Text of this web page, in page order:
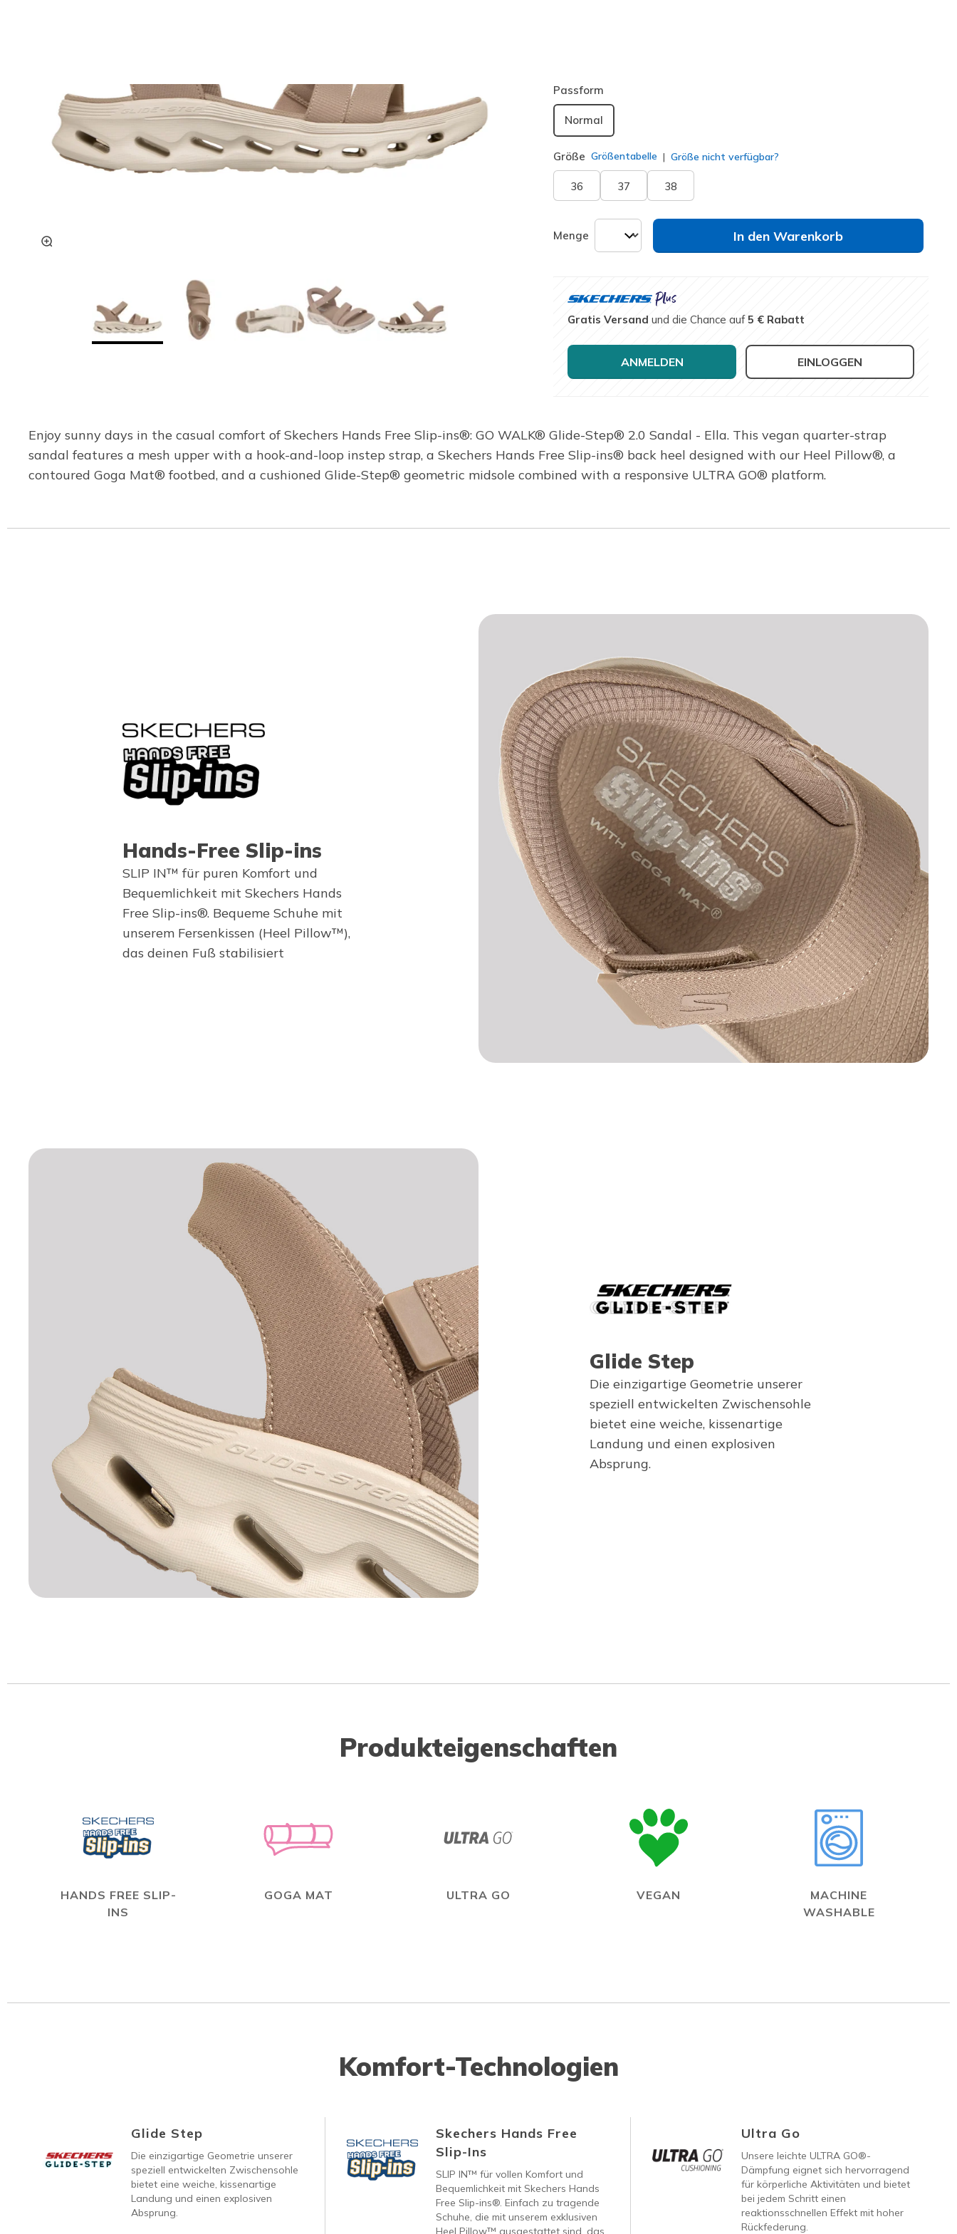
Passform
Normal
Größe Größentabelle Größe nicht verfügbar?
36 37 38
Menge In den Warenkorb
Gratis Versand und die Chance auf5 € Rabatt
ANMELDEN EINLOGGEN
Enjoy sunny days in the casual comfort of Skechers Hands Free Slip-ins®: GO WALK® Glide-Step® 2.0 Sandal - Ella. This vegan quarter-strap
sandal features a mesh upper with a hook-and-loop instep strap, a Skechers Hands Free Slip-ins® back heel designed with our Heel Pillow®, a
contoured Goga Mat® footbed, and a cushioned Glide-Step® geometric midsole combined with a responsive ULTRA GO® platform.
Hands-Free Slip-ins
SLIP IN™ für puren Komfort und
Bequemlichkeit mit Skechers Hands
Free Slip-ins®. Bequeme Schuhe mit
unserem Fersenkissen (Heel Pillow™),
das deinen Fuß stabilisiert
Glide Step
Die einzigartige Geometrie unserer
speziell entwickelten Zwischensohle
bietet eine weiche, kissenartige
Landung und einen explosiven
Absprung.
Produkteigenschaften
HANDS FREE SLIP-
INS
GOGA MAT ULTRA GO VEGAN
MACHINE
WASHABLE
Komfort-Technologien
Glide Step
Die einzigartige Geometrie unserer
speziell entwickelten Zwischensohle
bietet eine weiche, kissenartige
Landung und einen explosiven
Absprung.
Skechers Hands Free
Slip-Ins
SLIP IN™ für vollen Komfort und
Bequemlichkeit mit Skechers Hands
Free Slip-ins®. Einfach zu tragende
Schuhe, die mit unserem exklusiven
Heel Pillow™ ausgestattet sind, das
Ultra Go
Unsere leichte ULTRA GO®-
Dämpfung eignet sich hervorragend
für körperliche Aktivitäten und bietet
bei jedem Schritt einen
reaktionsschnellen Effekt mit hoher
Rückfederung.